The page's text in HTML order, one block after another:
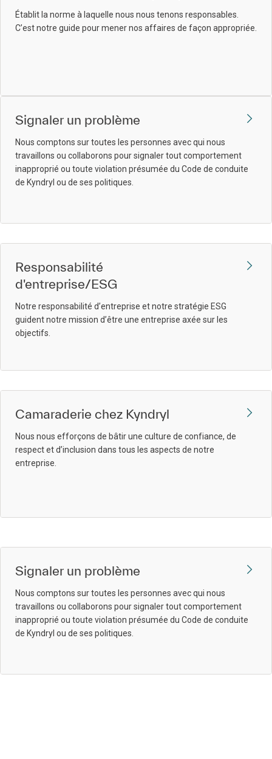
Établit la norme à laquelle nous nous tenons responsables.
C’est notre guide pour mener nos affaires de façon appropriée.
Signaler un problème
Nous comptons sur toutes les personnes avec qui nous
travaillons ou collaborons pour signaler tout comportement
inapproprié ou toute violation présumée du Code de conduite
de Kyndryl ou de ses politiques.
Responsabilité
d'entreprise/ESG
Notre responsabilité d’entreprise et notre stratégie ESG
guident notre mission d’être une entreprise axée sur les
objectifs.
Camaraderie chez Kyndryl
Nous nous efforçons de bâtir une culture de confiance, de
respect et d’inclusion dans tous les aspects de notre
entreprise.
Signaler un problème
Nous comptons sur toutes les personnes avec qui nous
travaillons ou collaborons pour signaler tout comportement
inapproprié ou toute violation présumée du Code de conduite
de Kyndryl ou de ses politiques.